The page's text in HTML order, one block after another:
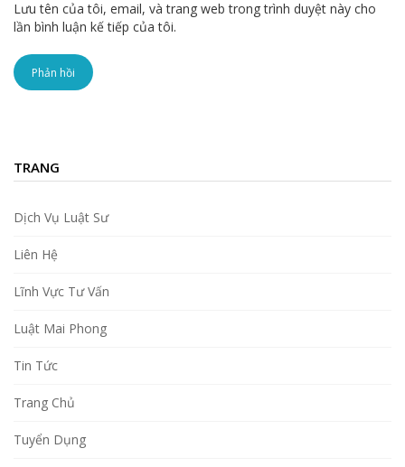
Lưu tên của tôi, email, và trang web trong trình duyệt này cho
lần bình luận kế tiếp của tôi.
TRANG
Dịch Vụ Luật Sư
Liên Hệ
Lĩnh Vực Tư Vấn
Luật Mai Phong
Tin Tức
Trang Chủ
Tuyển Dụng